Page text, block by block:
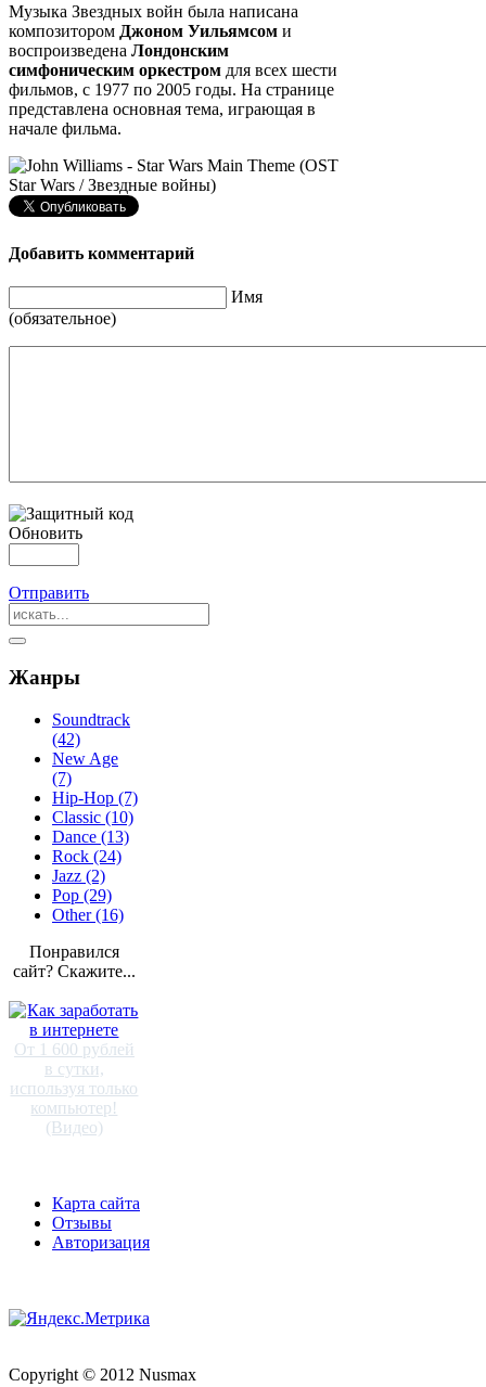
Музыка Звездных войн была написана
композитором Джоном Уильямсом и
воспроизведена Лондонским
симфоническим оркестром для всех шести
фильмов, с 1977 по 2005 годы. На странице
представлена основная тема, играющая в
начале фильма.
Добавить комментарий
Имя
(обязательное)
Обновить
Отправить
Жанры
Soundtrack
(42)
New Age
(7)
Hip-Hop (7)
Classic (10)
Dance (13)
Rock (24)
Jazz (2)
Pop (29)
Other (16)
Понравился
сайт? Скажите...
От 1 600 рублей
в сутки,
используя только
компьютер!
(Видео)
Карта сайта
Отзывы
Авторизация
Copyright © 2012 Nusmax